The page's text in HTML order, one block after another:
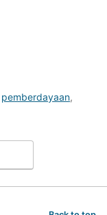
pemberdayaan,